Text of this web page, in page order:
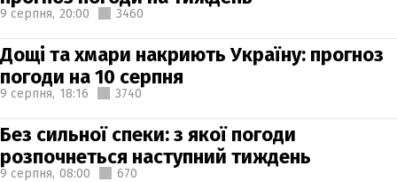
9 серпня, 20:00 3460
Дощі та хмари накриють Україну: прогноз
погоди на 10 серпня
9 серпня, 18:16 3740
Без сильної спеки: з якої погоди
розпочнеться наступний тиждень
9 серпня, 08:00 670